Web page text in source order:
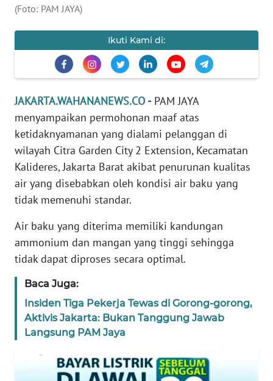
(Foto: PAM JAYA)
Ikuti Kami di:
JAKARTA.WAHANANEWS.CO -PAM JAYA
menyampaikan permohonan maaf atas
ketidaknyamanan yang dialami pelanggan di
wilayah Citra Garden City 2 Extension, Kecamatan
Kalideres, Jakarta Barat akibat penurunan kualitas
air yang disebabkan oleh kondisi air baku yang
tidak memenuhi standar.
Air baku yang diterima memiliki kandungan
ammonium dan mangan yang tinggi sehingga
tidak dapat diproses secara optimal.
Baca Juga:
Insiden Tiga Pekerja Tewas di Gorong-gorong,
Aktivis Jakarta: Bukan Tanggung Jawab
Langsung PAM Jaya
KAMI
PEDOMAN
MEDIA
SIBER
REDAKSI
KARIR
DISCLAIMER
News
WN
SUMUT